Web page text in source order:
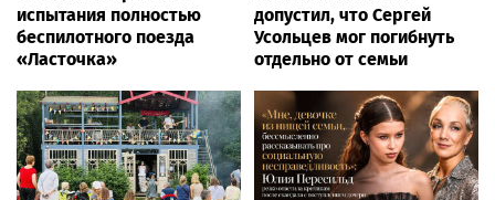
испытания полностью
беспилотного поезда
«Ласточка»
допустил, что Сергей
Усольцев мог погибнуть
отдельно от семьи